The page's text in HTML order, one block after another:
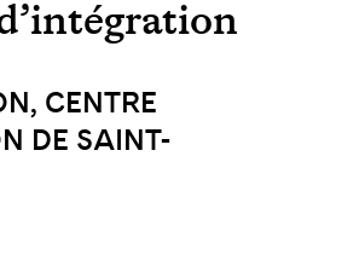
CENTRE
DE SAINT-